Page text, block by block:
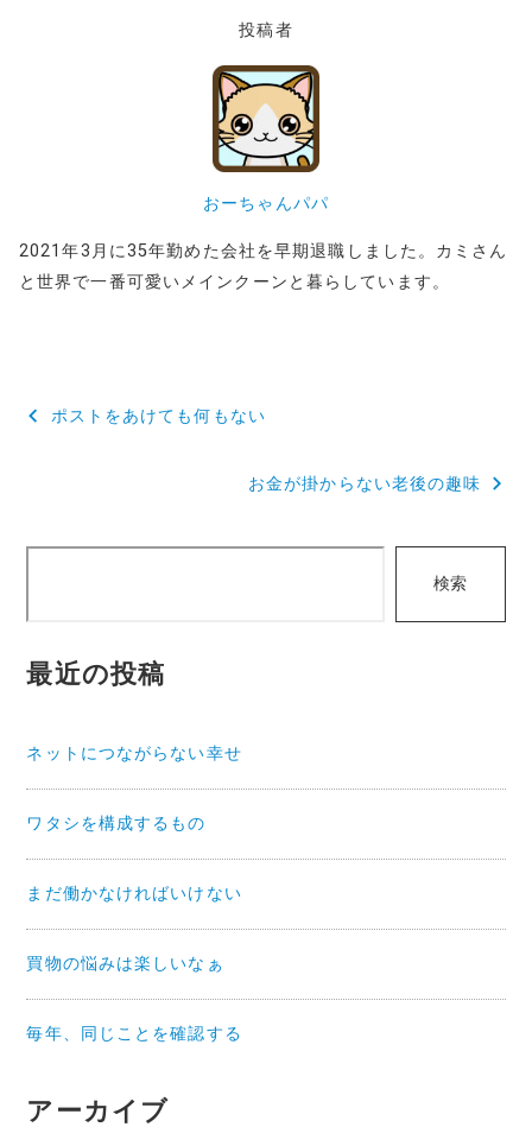
投稿者
おーちゃんパパ
2021年3月に35年勤めた会社を早期退職しました。カミさん
と世界で一番可愛いメインクーンと暮らしています。
投
ー
シ
ン
ポストをあけても何もない
お金が掛からない老後の趣味
検索
最近の投稿
ネットにつながらない幸せ
ワタシを構成するもの
まだ働かなければいけない
買物の悩みは楽しいなぁ
毎年、同じことを確認する
アーカイブ